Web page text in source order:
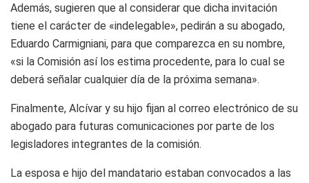
Además, sugieren que al considerar que dicha invitación
tiene el carácter de «indelegable», pedirán a su abogado,
Eduardo Carmigniani, para que comparezca en su nombre,
«si la Comisión así los estima procedente, para lo cual se
deberá señalar cualquier día de la próxima semana».
Finalmente, Alcívar y su hijo fijan al correo electrónico de su
abogado para futuras comunicaciones por parte de los
legisladores integrantes de la comisión.
La esposa e hijo del mandatario estaban convocados a las